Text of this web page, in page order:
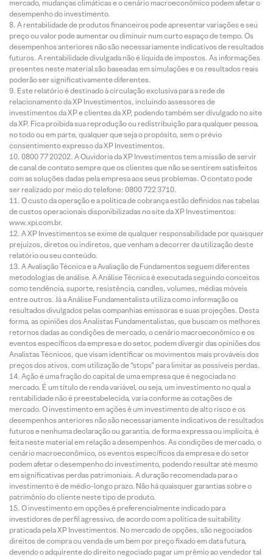
mercado, mudanças climáticas e o cenário macroeconômico podem afetar o
desempenho do investimento.
A rentabilidade de produtos financeiros pode apresentar variações e seu
preço ou valor pode aumentar ou diminuir num curto espaço de tempo. Os
desempenhos anteriores não são necessariamente indicativos de resultados
futuros. A rentabilidade divulgada não é líquida de impostos. As informações
presentes neste material são baseadas em simulações e os resultados reais
poderão ser significativamente diferentes.
Este relatório é destinado à circulação exclusiva para a rede de
relacionamento da XP Investimentos, incluindo assessores de
investimentos da XP e clientes da XP, podendo também ser divulgado no site
da XP. Fica proibida sua reprodução ou redistribuição para qualquer pessoa,
no todo ou em parte, qualquer que seja o propósito, sem o prévio
consentimento expresso da XP Investimentos.
0800 77 20202. A Ouvidoria da XP Investimentos tem a missão de servir
de canal de contato sempre que os clientes que não se sentirem satisfeitos
com as soluções dadas pela empresa aos seus problemas. O contato pode
ser realizado por meio do telefone: 0800 722 3710.
O custo da operação e a política de cobrança estão definidos nas tabelas
de custos operacionais disponibilizadas no site da XP Investimentos:
www.xpi.com.br.
A XP Investimentos se exime de qualquer responsabilidade por quaisquer
prejuízos, diretos ou indiretos, que venham a decorrer da utilização deste
relatório ou seu conteúdo.
A Avaliação Técnica e a Avaliação de Fundamentos seguem diferentes
metodologias de análise. A Análise Técnica é executada seguindo conceitos
como tendência, suporte, resistência, candles, volumes, médias móveis
entre outros. Já a Análise Fundamentalista utiliza como informação os
resultados divulgados pelas companhias emissoras e suas projeções. Desta
forma, as opiniões dos Analistas Fundamentalistas, que buscam os melhores
retornos dadas as condições de mercado, o cenário macroeconômico e os
eventos específicos da empresa e do setor, podem divergir das opiniões dos
Analistas Técnicos, que visam identificar os movimentos mais prováveis dos
preços dos ativos, com utilização de “stops” para limitar as possíveis perdas.
Ação é uma fração do capital de uma empresa que é negociada no
mercado. É um título de renda variável, ou seja, um investimento no qual a
rentabilidade não é preestabelecida, varia conforme as cotações de
mercado. O investimento em ações é um investimento de alto risco e os
desempenhos anteriores não são necessariamente indicativos de resultados
futuros e nenhuma declaração ou garantia, de forma expressa ou implícita, é
feita neste material em relação a desempenhos. As condições de mercado, o
cenário macroeconômico, os eventos específicos da empresa e do setor
podem afetar o desempenho do investimento, podendo resultar até mesmo
em significativas perdas patrimoniais. A duração recomendada para o
investimento é de médio-longo prazo. Não há quaisquer garantias sobre o
patrimônio do cliente neste tipo de produto.
O investimento em opções é preferencialmente indicado para
investidores de perfil agressivo, de acordo com a política de suitability
praticada pela XP Investimentos. No mercado de opções, são negociados
direitos de compra ou venda de um bem por preço fixado em data futura,
devendo o adquirente do direito negociado pagar um prêmio ao vendedor tal